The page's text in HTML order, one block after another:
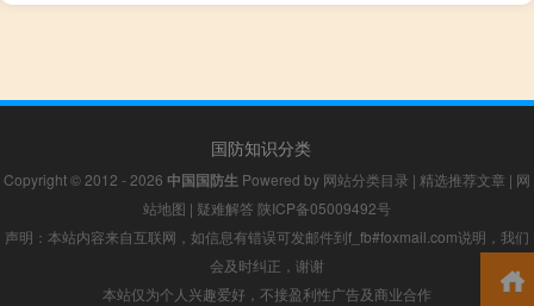
国防知识分类
Copyright © 2012 - 2026 中国国防生 Powered by 网站分类目录 | 精选推荐文章 | 网
站地图 | 疑难解答 陕ICP备05009492号
声明：本站内容来自互联网，如信息有错误可发邮件到f_fb#foxmail.com说明，我们
会及时纠正，谢谢
本站仅为个人兴趣爱好，不接盈利性广告及商业合作